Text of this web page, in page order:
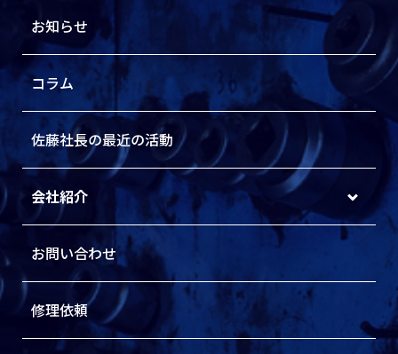
お知らせ
コラム
佐藤社長の最近の活動
会社紹介
お問い合わせ
修理依頼